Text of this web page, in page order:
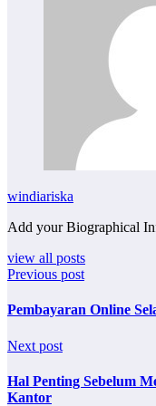
windiariska
Add your Biographical
view all posts
Previous post
Pembayaran Online
Next post
Hal Penting Sebelum
Kantor